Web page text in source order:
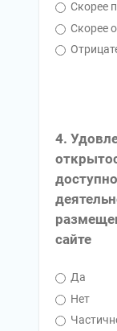
Скорее
Скорее
4.
сайте
Да
Нет